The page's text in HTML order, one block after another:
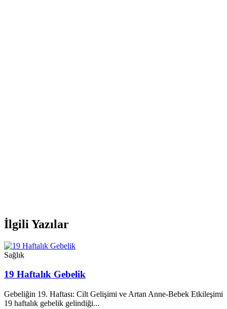
İlgili Yazılar
Sağlık
19 Haftalık Gebelik
Gebeliğin 19. Haftası: Cilt Gelişimi ve Artan Anne-Bebek Etkileşimi
19 haftalık gebelik gelindiği...